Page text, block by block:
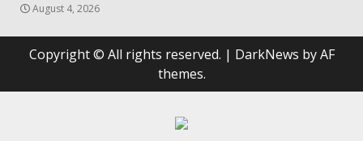
August 4, 2026
Copyright © All rights reserved. | DarkNews by AF
themes.